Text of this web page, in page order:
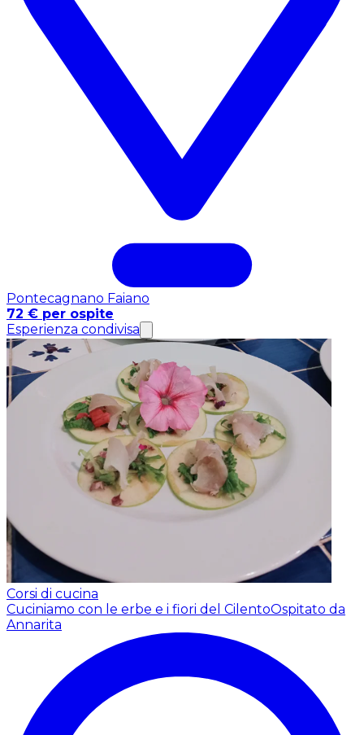
Pontecagnano Faiano
72 € per ospite
Esperienza condivisa
Corsi di cucina
Cuciniamo con le erbe e i fiori del CilentoOspitato da
Annarita